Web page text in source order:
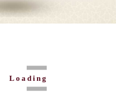
Loading